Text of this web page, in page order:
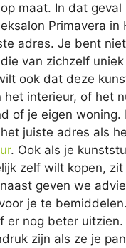
maat. In dat geval
Primavera in
adres. Je bent
van zichzelf
ook dat deze
het interieur, of het
of je eigen woning.
juiste adres als
. Ook als je
zelf wilt kopen, zit
geven we
je te
er nog beter uitzien.
zijn als ze je